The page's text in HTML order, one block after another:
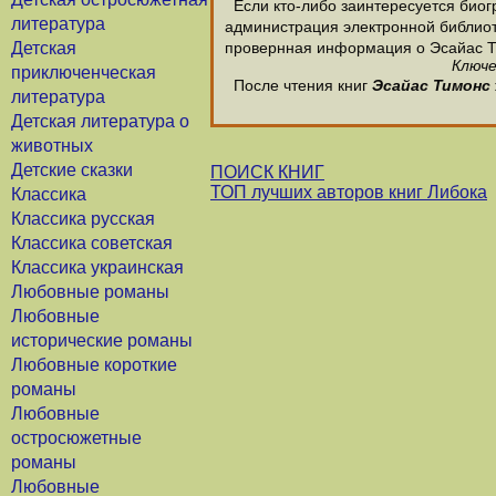
литература
Детская
приключенческая
литература
Детская литература о
животных
Детские сказки
Классика
Классика русская
Классика советская
Классика украинская
Любовные романы
Любовные
исторические романы
Любовные короткие
романы
Любовные
остросюжетные
романы
Любовные
Если кто-либо заинтересуется
администрация электронной
провернная информация о Эсайас
После чтения книг Эсайас Тимонс
ПОИСК КНИГ
ТОП лучших авторов книг Либока